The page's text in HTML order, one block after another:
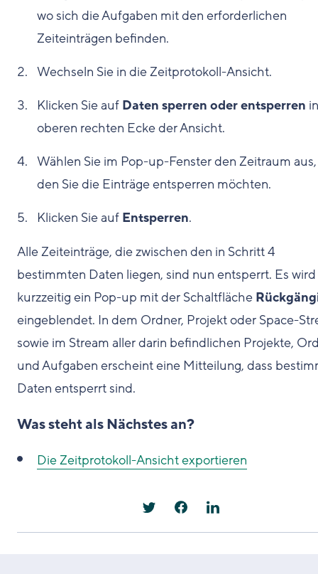
wo sich die Aufgaben mit den erforderlichen
Zeiteinträgen befinden.
Wechseln Sie in die Zeitprotokoll-Ansicht.
Klicken Sie auf Daten sperren oder entsperren
oberen rechten Ecke der Ansicht.
Wählen Sie im Pop-up-Fenster den Zeitraum
den Sie die Einträge entsperren möchten.
Klicken Sie auf Entsperren.
Alle Zeiteinträge, die zwischen den in Schritt 4
bestimmten Daten liegen, sind nun entsperrt. Es wird
kurzzeitig ein Pop-up mit der Schaltfläche
eingeblendet. In dem Ordner, Projekt oder Space-
sowie im Stream aller darin befindlichen Projekte,
und Aufgaben erscheint eine Mitteilung, dass
Daten entsperrt sind.
Was steht als Nächstes an?
Die Zeitprotokoll-Ansicht exportieren